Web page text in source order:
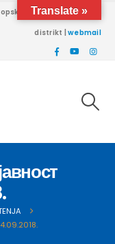
univerziteta Brčko
distrikt |webmail
Translate »